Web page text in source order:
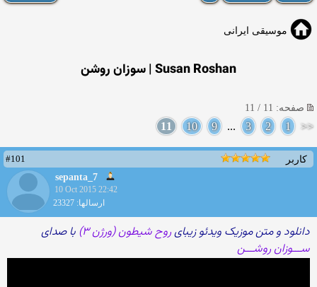
موسیقی ایرانی
Susan Roshan | سوزان روشن
صفحه: 11 / 11
<<
1
2
3
...
9
10
11
کاربر
#101
sepanta_7
10 Oct 2015 22:42
ارسالها: 23327
دانلود و متن موزیک ویدئو زیبایروح شیطون (ورژن ۳)
با صدای
ســـوزان روشـــن